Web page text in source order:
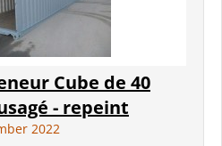
Cube de 40
- repeint
2022